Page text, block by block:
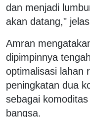
dan menjadi
akan datang,"
Amran
dipimpinnya
optimalisasi lahan
peningkatan dua
sebagai
bangsa.